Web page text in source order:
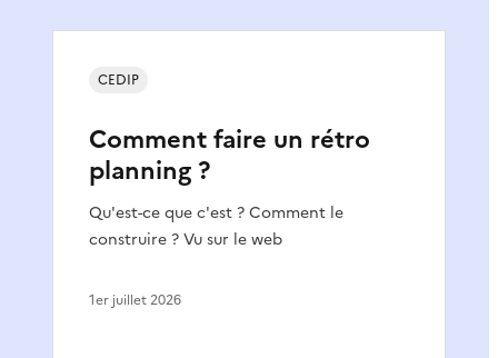
Comment faire un rétro
planning ?
Qu'est-ce que c'est ? Comment le
construire ? Vu sur le web
CEDIP
1er juillet 2026